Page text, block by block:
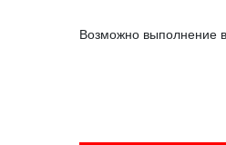
Возможно выполнение